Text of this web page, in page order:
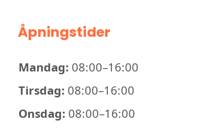
Åpningstider
Mandag: 08:00–16:00
Tirsdag: 08:00–16:00
Onsdag: 08:00–16:00